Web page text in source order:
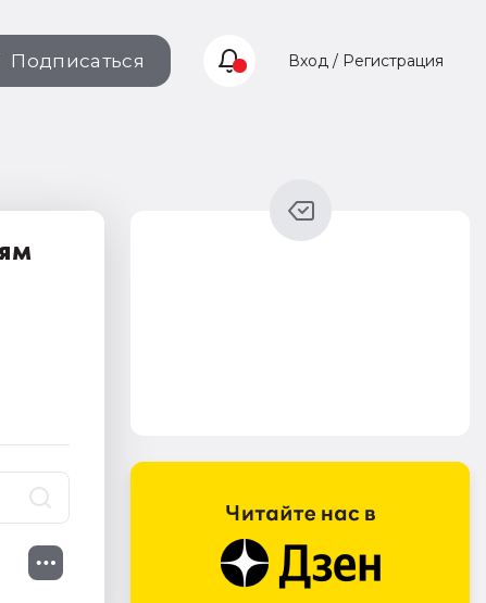
Подписаться Вход / Регистрация